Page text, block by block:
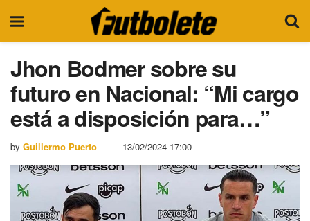
Jhon Bodmer sobre su
futuro en Nacional: “Mi cargo
está a disposición para…”
by Guillermo Puerto 13/02/2024 17:00